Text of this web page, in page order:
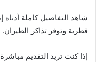
شاهد التفاصيل كاملة
قطرية وتوفر تذاكر الطيران.
إذا كنت تريد التقديم